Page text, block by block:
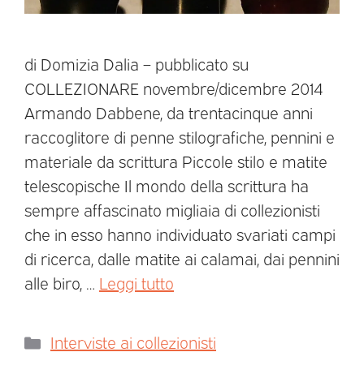
di Domizia Dalia – pubblicato su
COLLEZIONARE novembre/dicembre 2014
Armando Dabbene, da trentacinque anni
raccoglitore di penne stilografiche, pennini e
materiale da scrittura Piccole stilo e matite
telescopische Il mondo della scrittura ha
sempre affascinato migliaia di collezionisti
che in esso hanno individuato svariati campi
di ricerca, dalle matite ai calamai, dai pennini
alle biro, … Leggi tutto
Interviste ai collezionisti